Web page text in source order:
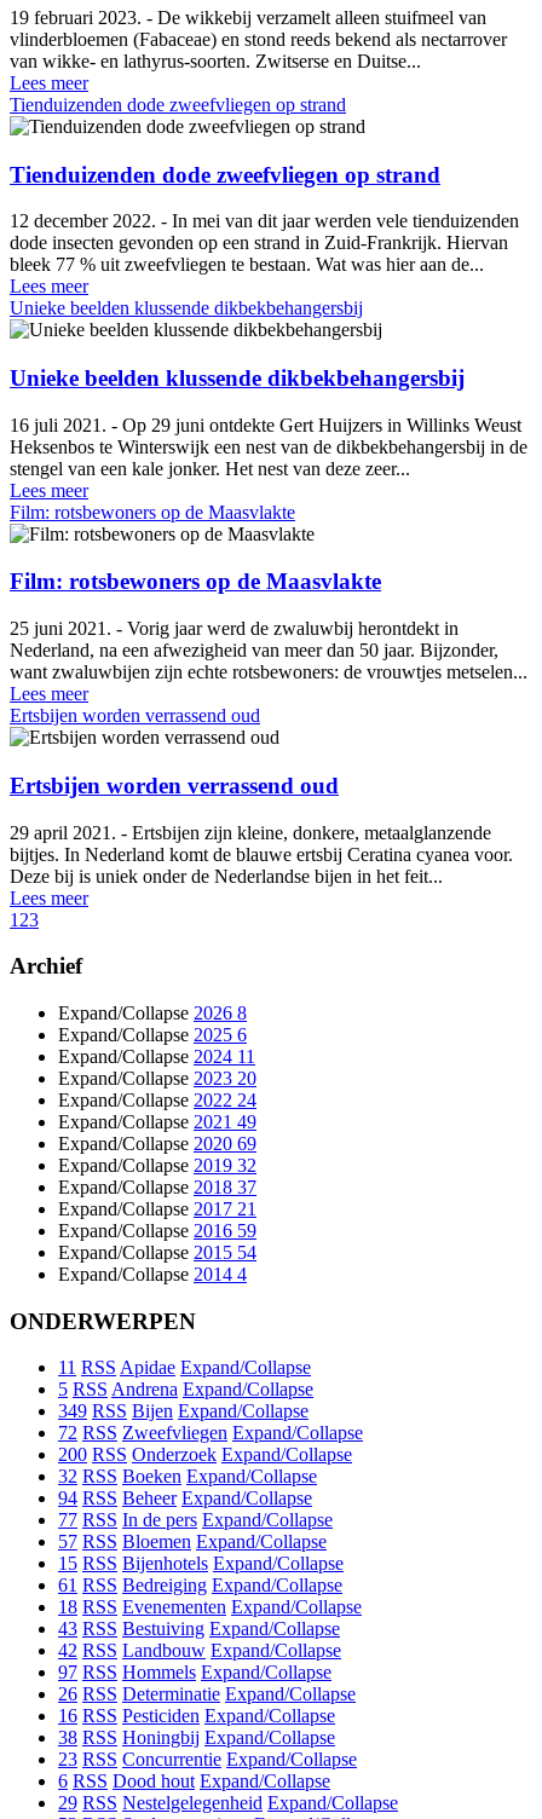
19 februari 2023. - De wikkebij verzamelt alleen stuifmeel van
vlinderbloemen (Fabaceae) en stond reeds bekend als nectarrover
van wikke- en lathyrus-soorten. Zwitserse en Duitse...
Lees meer
Tienduizenden dode zweefvliegen op strand
Tienduizenden dode zweefvliegen op strand
12 december 2022. - In mei van dit jaar werden vele tienduizenden
dode insecten gevonden op een strand in Zuid-Frankrijk. Hiervan
bleek 77 % uit zweefvliegen te bestaan. Wat was hier aan de...
Lees meer
Unieke beelden klussende dikbekbehangersbij
Unieke beelden klussende dikbekbehangersbij
16 juli 2021. - Op 29 juni ontdekte Gert Huijzers in Willinks Weust
Heksenbos te Winterswijk een nest van de dikbekbehangersbij in de
stengel van een kale jonker. Het nest van deze zeer...
Lees meer
Film: rotsbewoners op de Maasvlakte
Film: rotsbewoners op de Maasvlakte
25 juni 2021. - Vorig jaar werd de zwaluwbij herontdekt in
Nederland, na een afwezigheid van meer dan 50 jaar. Bijzonder,
want zwaluwbijen zijn echte rotsbewoners: de vrouwtjes metselen...
Lees meer
Ertsbijen worden verrassend oud
Ertsbijen worden verrassend oud
29 april 2021. - Ertsbijen zijn kleine, donkere, metaalglanzende
bijtjes. In Nederland komt de blauwe ertsbij Ceratina cyanea voor.
Deze bij is uniek onder de Nederlandse bijen in het feit...
Lees meer
1 23
Archief
Expand/Collapse 2026 8
Expand/Collapse 2025 6
Expand/Collapse 2024 11
Expand/Collapse 2023 20
Expand/Collapse 2022 24
Expand/Collapse 2021 49
Expand/Collapse 2020 69
Expand/Collapse 2019 32
Expand/Collapse 2018 37
Expand/Collapse 2017 21
Expand/Collapse 2016 59
Expand/Collapse 2015 54
Expand/Collapse 2014 4
ONDERWERPEN
11 RSS Apidae Expand/Collapse
5 RSS Andrena Expand/Collapse
349 RSS Bijen Expand/Collapse
72 RSS Zweefvliegen Expand/Collapse
200 RSS Onderzoek Expand/Collapse
32 RSS Boeken Expand/Collapse
94 RSS Beheer Expand/Collapse
77 RSS In de pers Expand/Collapse
57 RSS Bloemen Expand/Collapse
15 RSS Bijenhotels Expand/Collapse
61 RSS Bedreiging Expand/Collapse
18 RSS Evenementen Expand/Collapse
43 RSS Bestuiving Expand/Collapse
42 RSS Landbouw Expand/Collapse
97 RSS Hommels Expand/Collapse
26 RSS Determinatie Expand/Collapse
16 RSS Pesticiden Expand/Collapse
38 RSS Honingbij Expand/Collapse
23 RSS Concurrentie Expand/Collapse
6 RSS Dood hout Expand/Collapse
29 RSS Nestelgelegenheid Expand/Collapse